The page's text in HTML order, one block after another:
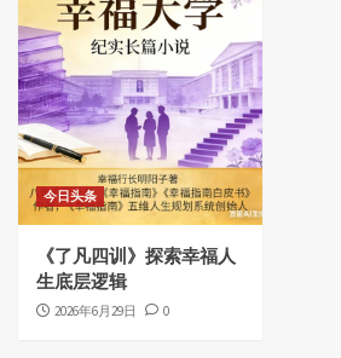
今日头条
《了凡四训》探索幸福人
生底层逻辑
2026年6月29日 0